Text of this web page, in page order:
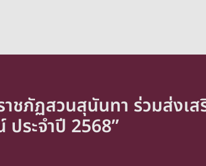
ชภัฏสวนสุนันทา ร่วมส่งเ
ระจำปี 2568”